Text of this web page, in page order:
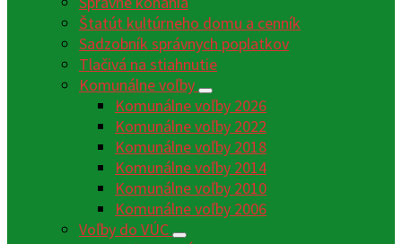
Štatút kultúrneho domu a cenník
Sadzobník správnych poplatkov
Tlačivá na stiahnutie
Komunálne voľby
Komunálne voľby 2026
Komunálne voľby 2022
Komunálne voľby 2018
Komunálne voľby 2014
Komunálne voľby 2010
Komunálne voľby 2006
Voľby do VÚC